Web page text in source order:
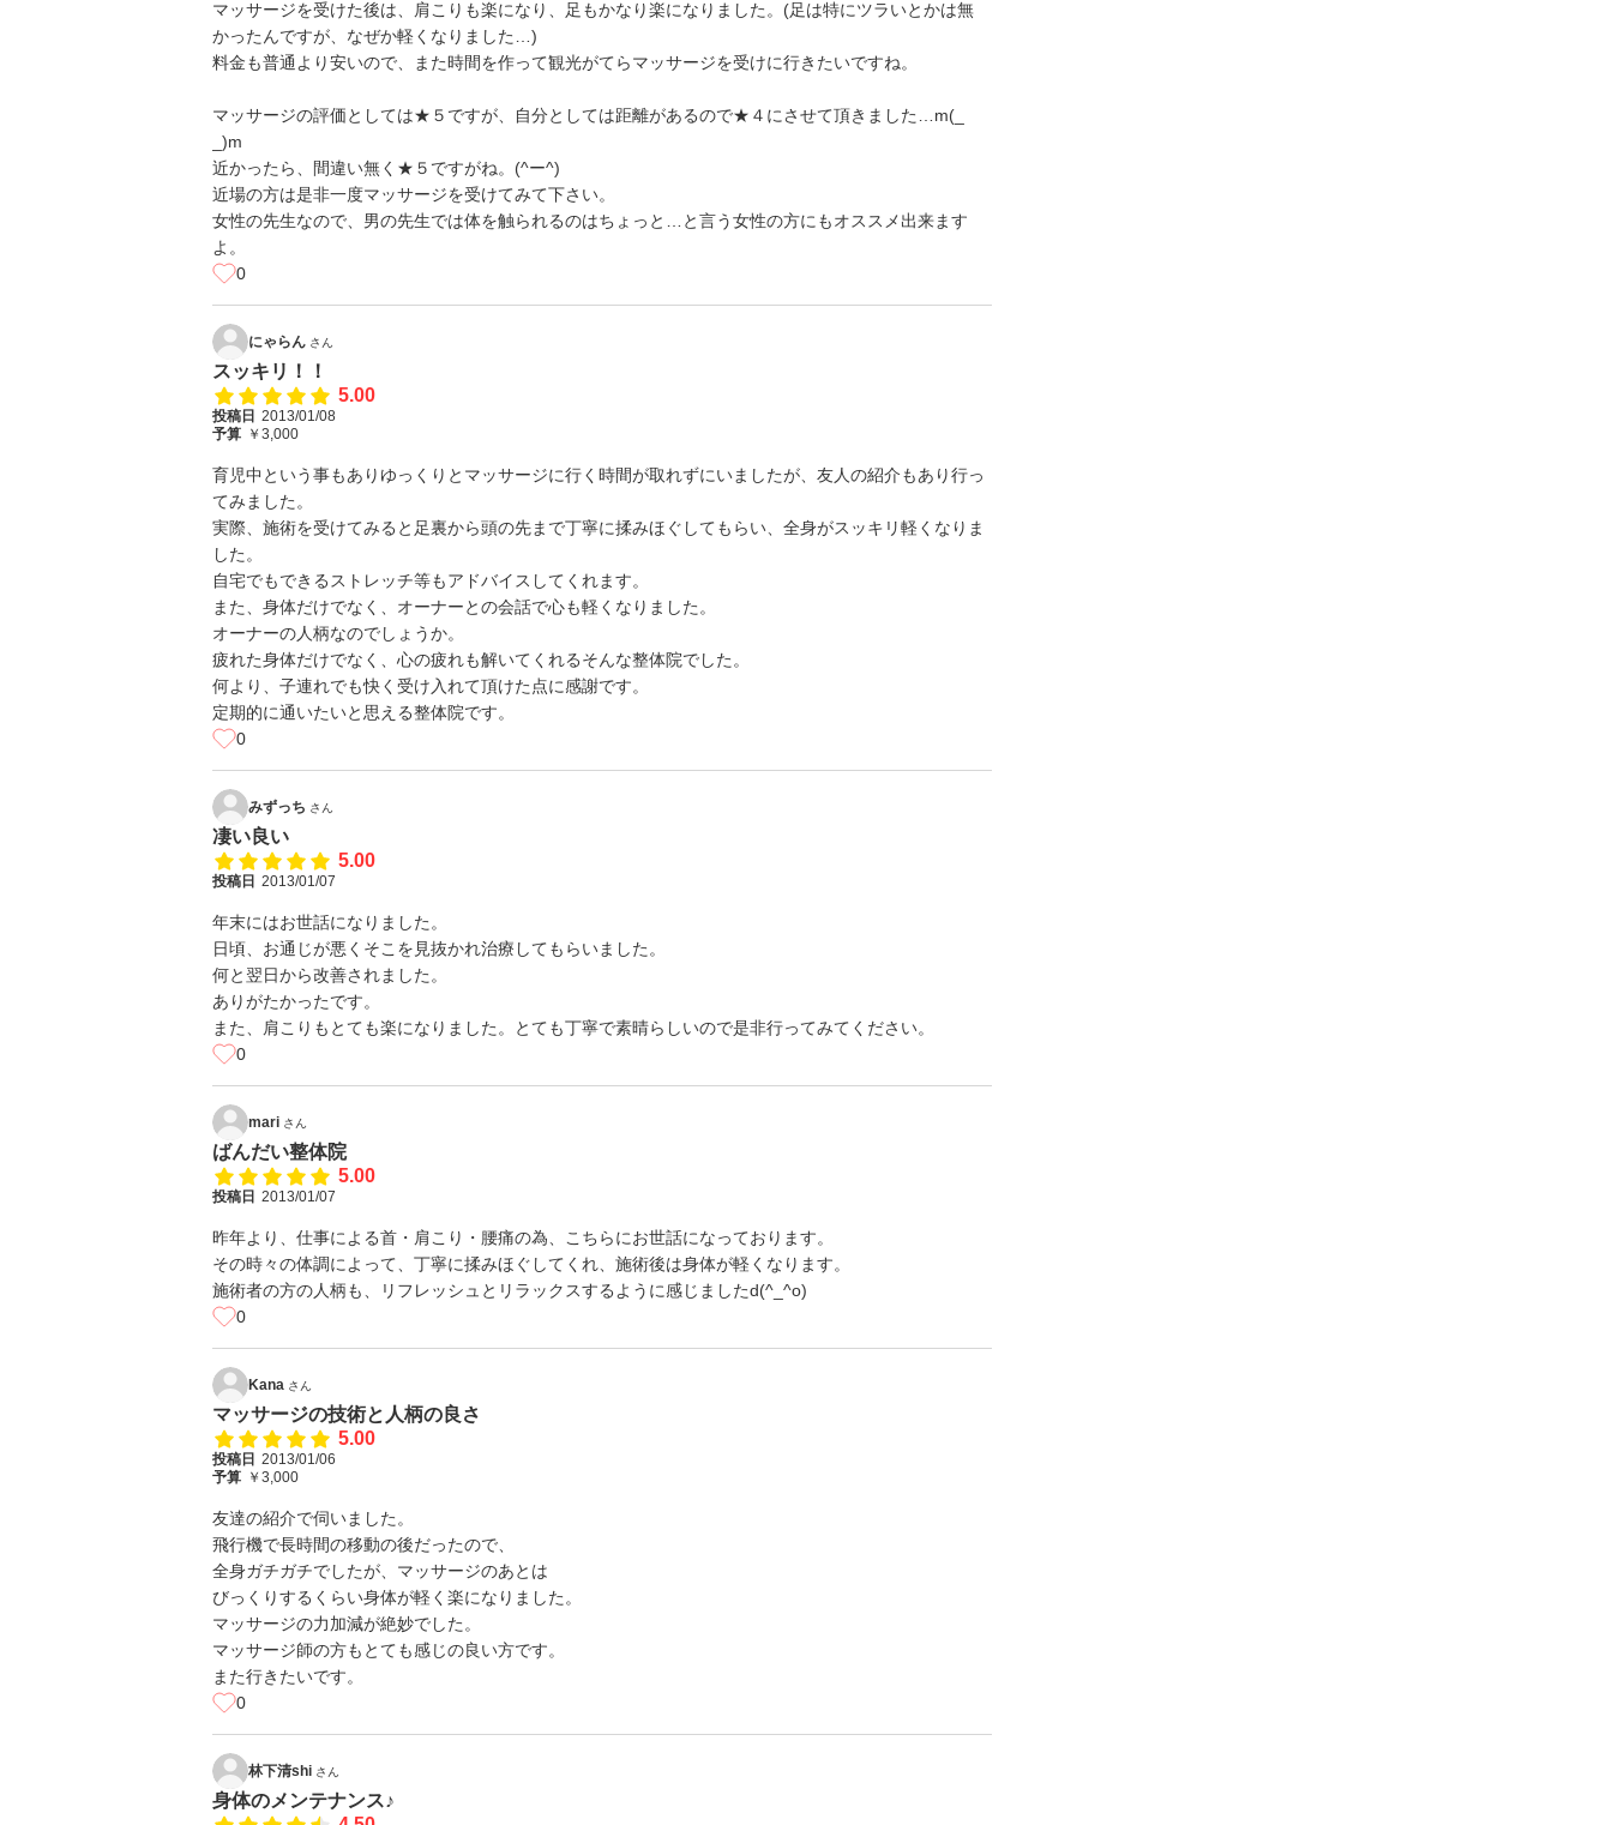
マッサージを受けた後は、肩こりも楽になり、足もかなり楽になりました。(足は特にツラいとかは無
かったんですが、なぜか軽くなりました…)
料金も普通より安いので、また時間を作って観光がてらマッサージを受けに行きたいですね。
マッサージの評価としては★５ですが、自分としては距離があるので★４にさせて頂きました…m(_
_)m
近かったら、間違い無く★５ですがね。(^ー^)
近場の方は是非一度マッサージを受けてみて下さい。
女性の先生なので、男の先生では体を触られるのはちょっと…と言う女性の方にもオススメ出来ます
よ。
0
にゃらん さん
スッキリ！！
5.00
投稿日 2013/01/08
予算 ￥3,000
育児中という事もありゆっくりとマッサージに行く時間が取れずにいましたが、友人の紹介もあり行っ
てみました。
実際、施術を受けてみると足裏から頭の先まで丁寧に揉みほぐしてもらい、全身がスッキリ軽くなりま
した。
自宅でもできるストレッチ等もアドバイスしてくれます。
また、身体だけでなく、オーナーとの会話で心も軽くなりました。
オーナーの人柄なのでしょうか。
疲れた身体だけでなく、心の疲れも解いてくれるそんな整体院でした。
何より、子連れでも快く受け入れて頂けた点に感謝です。
定期的に通いたいと思える整体院です。
0
みずっち さん
凄い良い
5.00
投稿日 2013/01/07
年末にはお世話になりました。
日頃、お通じが悪くそこを見抜かれ治療してもらいました。
何と翌日から改善されました。
ありがたかったです。
また、肩こりもとても楽になりました。とても丁寧で素晴らしいので是非行ってみてください。
0
mari さん
ばんだい整体院
5.00
投稿日 2013/01/07
昨年より、仕事による首・肩こり・腰痛の為、こちらにお世話になっております。
その時々の体調によって、丁寧に揉みほぐしてくれ、施術後は身体が軽くなります。
施術者の方の人柄も、リフレッシュとリラックスするように感じましたd(^_^o)
0
Kana さん
マッサージの技術と人柄の良さ
5.00
投稿日 2013/01/06
予算 ￥3,000
友達の紹介で伺いました。
飛行機で長時間の移動の後だったので、
全身ガチガチでしたが、マッサージのあとは
びっくりするくらい身体が軽く楽になりました。
マッサージの力加減が絶妙でした。
マッサージ師の方もとても感じの良い方です。
また行きたいです。
0
林下清shi さん
身体のメンテナンス♪